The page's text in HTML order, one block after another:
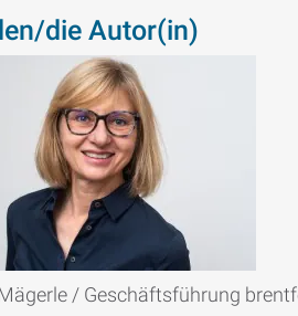
die Autor(in)
/ Geschäftsführung